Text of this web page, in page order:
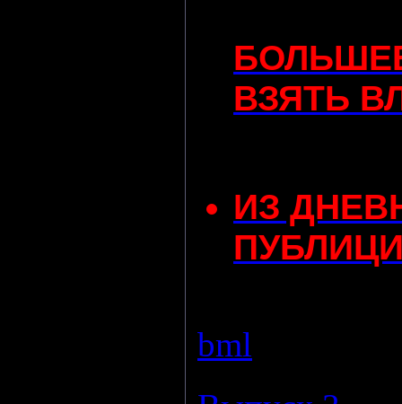
ВЗЯТЬ
ИЗ
bml